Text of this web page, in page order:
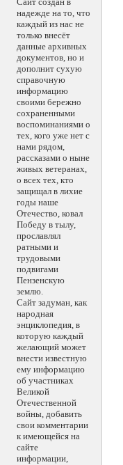
надежде на то, что
каждый из нас не
только внесёт
данные архивных
документов, но и
дополнит сухую
справочную
информацию
своими бережно
сохраненными
воспоминаниями о
тех, кого уже нет с
нами рядом,
рассказами о ныне
живых ветеранах,
о всех тех, кто
защищал в лихие
годы наше
Отечество, ковал
Победу в тылу,
прославлял
ратными и
трудовыми
подвигами
Пензенскую
землю.
Сайт задуман, как
народная
энциклопедия, в
которую каждый
желающий может
внести известную
ему информацию
об участниках
Великой
Отечественной
войны, добавить
свои комментарии
к имеющейся на
сайте
информации,